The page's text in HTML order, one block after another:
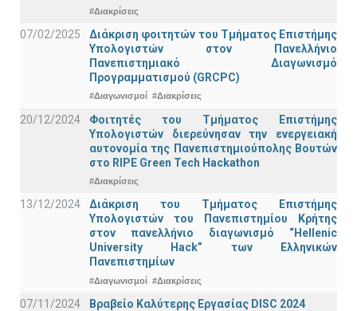
#Διακρίσεις
07/02/2025
Διάκριση φοιτητών του Τμήματος Επιστήμης
Υπολογιστών στον Πανελλήνιο
Πανεπιστημιακό Διαγωνισμό
Προγραμματισμού (GRCPC)
#Διαγωνισμοί #Διακρίσεις
20/12/2024
Φοιτητές του Τμήματος Επιστήμης
Υπολογιστών διερεύνησαν την ενεργειακή
αυτονομία της Πανεπιστημιούπολης Βουτών
στο RIPE Green Tech Hackathon
#Διακρίσεις
13/12/2024
Διάκριση του Τμήματος Επιστήμης
Υπολογιστών του Πανεπιστημίου Κρήτης
στον πανελλήνιο διαγωνισμό “Hellenic
University Hack” των Ελληνικών
Πανεπιστημίων
#Διαγωνισμοί #Διακρίσεις
07/11/2024 Βραβείο Καλύτερης Εργασίας DISC 2024